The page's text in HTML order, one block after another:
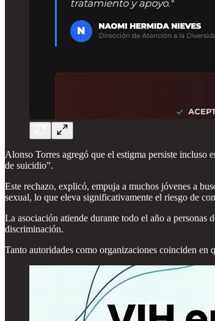
Alonso Torres agregó que el estigma persiste incluso
de suicidio”.
Este rechazo, explicó, empuja a muchos jóvenes a
sexual, lo que eleva significativamente el riesgo de
La asociación atiende durante todo el año a personas
discriminación.
Tanto autoridades como organizaciones coinciden